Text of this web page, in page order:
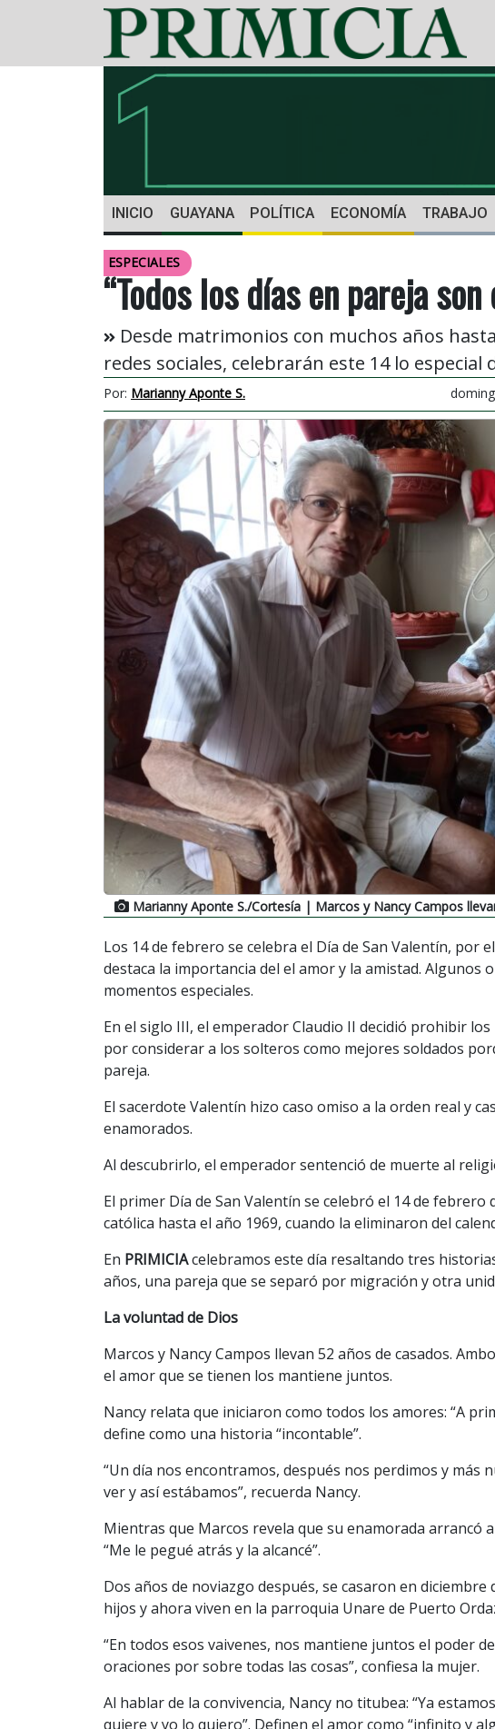
INICIO GUAYANA POLÍTICA ECONOMÍA TRABAJO
ESPECIALES
“Todos los días en pareja
Desde matrimonios con muchos años
redes sociales, celebrarán este 14 lo especial
Por: Marianny Aponte S.
Marianny Aponte S./Cortesía | Marcos y Nancy Campos
Los 14 de febrero se celebra el Día de San Valentín, por
destaca la importancia del el amor y la amistad.
momentos especiales.
En el siglo III, el emperador Claudio II decidió prohibir
por considerar a los solteros como mejores soldados
pareja.
El sacerdote Valentín hizo caso omiso a la orden real y
enamorados.
Al descubrirlo, el emperador sentenció de muerte al
El primer Día de San Valentín se celebró el 14 de febrero
católica hasta el año 1969, cuando la eliminaron del
En PRIMICIAcelebramos este día resaltando tres
años, una pareja que se separó por migración y otra
La voluntad de Dios
Marcos y Nancy Campos llevan 52 años de casados.
el amor que se tienen los mantiene juntos.
Nancy relata que iniciaron como todos los amores: “A
define como una historia “incontable”.
“Un día nos encontramos, después nos perdimos y más
ver y así estábamos”, recuerda Nancy.
Mientras que Marcos revela que su enamorada arrancó
“Me le pegué atrás y la alcancé”.
Dos años de noviazgo después, se casaron en
hijos y ahora viven en la parroquia Unare de Puerto
“En todos esos vaivenes, nos mantiene juntos el poder
oraciones por sobre todas las cosas”, confiesa la mujer.
Al hablar de la convivencia, Nancy no titubea: “Ya
quiere y yo lo quiero”. Definen el amor como “infinito y